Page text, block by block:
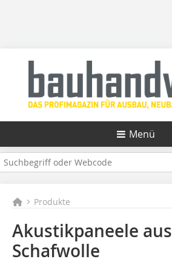
Menü
Produkte
Akustikpaneele aus
Schafwolle